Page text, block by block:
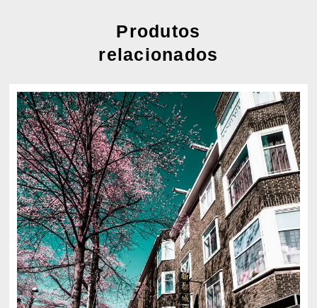
Produtos
relacionados